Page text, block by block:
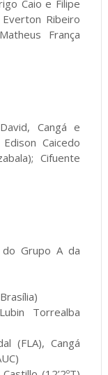
Caio e Filipe
Ribeiro
França
Cangá e
Caicedo
Cifuente
do Grupo A da
Torrealba
(FLA), Cangá